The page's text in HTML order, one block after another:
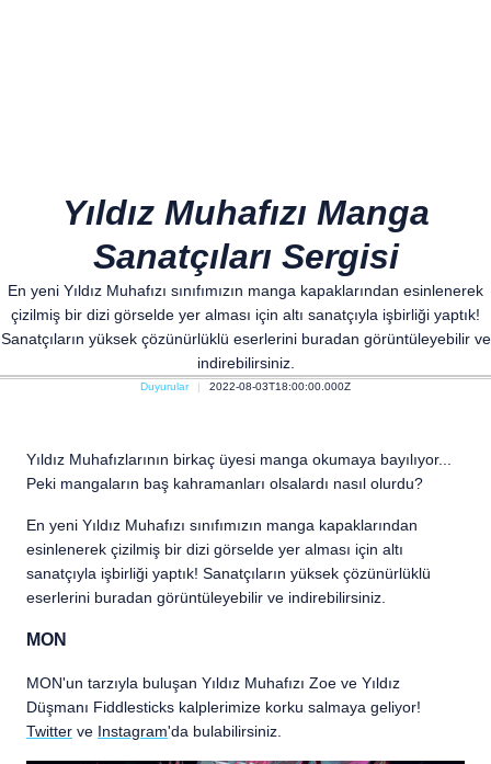
Yıldız Muhafızı Manga
Sanatçıları Sergisi
En yeni Yıldız Muhafızı sınıfımızın manga kapaklarından esinlenerek
çizilmiş bir dizi görselde yer alması için altı sanatçıyla işbirliği yaptık!
Sanatçıların yüksek çözünürlüklü eserlerini buradan görüntüleyebilir ve
indirebilirsiniz.
Duyurular 2022-08-03T18:00:00.000Z
Yıldız Muhafızlarının birkaç üyesi manga okumaya bayılıyor...
Peki mangaların baş kahramanları olsalardı nasıl olurdu?
En yeni Yıldız Muhafızı sınıfımızın manga kapaklarından
esinlenerek çizilmiş bir dizi görselde yer alması için altı
sanatçıyla işbirliği yaptık! Sanatçıların yüksek çözünürlüklü
eserlerini buradan görüntüleyebilir ve indirebilirsiniz.
MON
MON'un tarzıyla buluşan Yıldız Muhafızı Zoe ve Yıldız
Düşmanı Fiddlesticks kalplerimize korku salmaya geliyor!
Twitter ve Instagram'da bulabilirsiniz.